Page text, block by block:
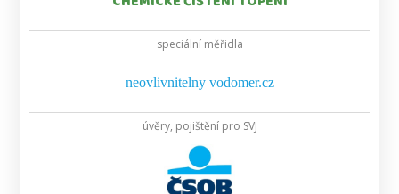
speciální měřidla
neovlivnitelny vodomer.cz
úvěry, pojištění pro SVJ